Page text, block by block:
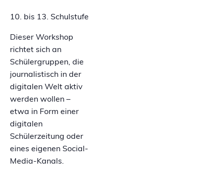
10. bis 13. Schulstufe
Dieser Workshop
richtet sich an
Schülergruppen, die
journalistisch in der
digitalen Welt aktiv
werden wollen –
etwa in Form einer
digitalen
Schülerzeitung oder
eines eigenen Social-
Media-Kanals.